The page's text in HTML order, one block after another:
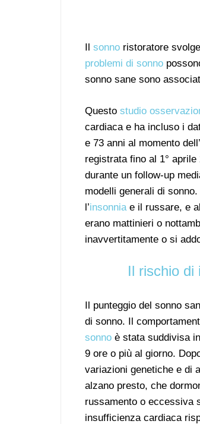
Il sonno ristoratore
problemi di sonno
sonno sane sono
Questo studio
cardiaca e ha incluso i
e 73 anni al momento
registrata fino al 1°
durante un follow-up
modelli generali di
l’insonniae il russare, e
erano mattinieri o
inavvertitamente o si
Il rischio di
Il punteggio del sonno
di sonno. Il
sonno è stata suddivisa
9 ore o più al giorno.
variazioni genetiche e di
alzano presto, che
russamento o eccessiva
insufficienza cardiaca